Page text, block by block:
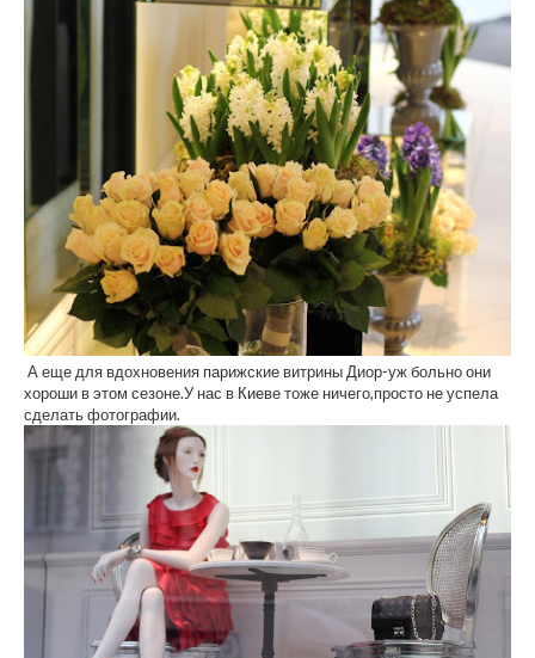
А еще для вдохновения парижские витрины Диор-уж больно они
хороши в этом сезоне.У нас в Киеве тоже ничего,просто не успела
сделать фотографии.